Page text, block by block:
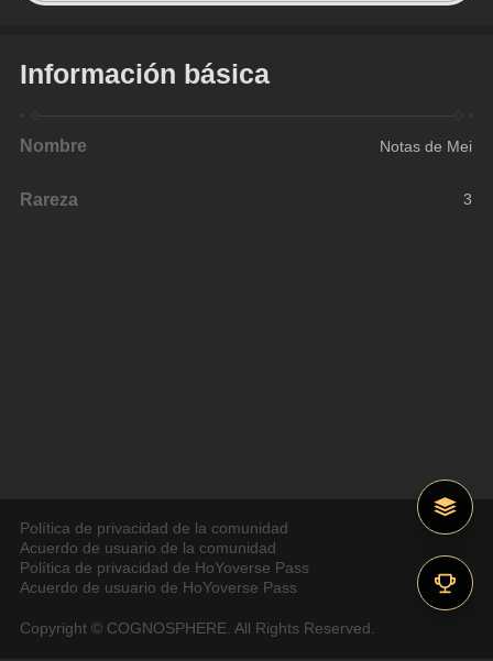
Información básica
Nombre Notas de Mei
Rareza 3
Política de privacidad de la comunidad
Acuerdo de usuario de la comunidad
Política de privacidad de HoYoverse Pass
Acuerdo de usuario de HoYoverse Pass
Copyright © COGNOSPHERE. All Rights Reserved.